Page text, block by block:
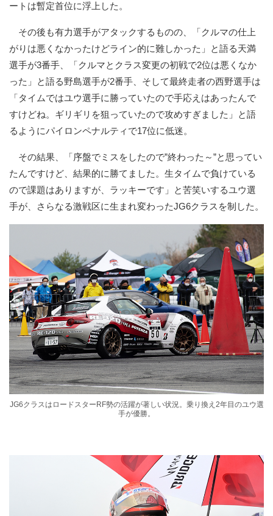
ートは暫定首位に浮上した。
その後も有力選手がアタックするものの、「クルマの仕上
がりは悪くなかったけどライン的に難しかった」と語る天満
選手が3番手、「クルマとクラス変更の初戦で2位は悪くなか
った」と語る野島選手が2番手、そして最終走者の西野選手は
「タイムではユウ選手に勝っていたので手応えはあったんで
すけどね。ギリギリを狙っていたので攻めすぎました」と語
るようにパイロンペナルティで17位に低迷。
その結果、「序盤でミスをしたので”終わった～”と思ってい
たんですけど、結果的に勝てました。生タイムで負けている
ので課題はありますが、ラッキーです」と苦笑いするユウ選
手が、さらなる激戦区に生まれ変わったJG6クラスを制した。
JG6クラスはロードスターRF勢の活躍が著しい状況。乗り換え2年目のユウ選
手が優勝。